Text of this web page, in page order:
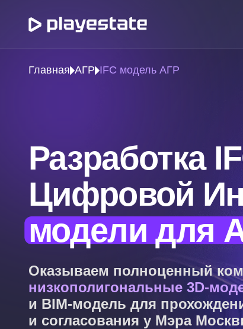
Главная АГР IFC модель АГР
Разработка
Цифровой
модели для
Оказываем полноценный
низкополигональные 3D-
и BIM-модель для
и согласования у Мэра